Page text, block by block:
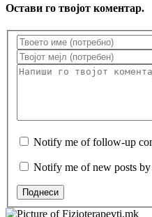
Остави го твојот коментар.
Notify me of follow-up
Notify me of new posts by
Поднеси